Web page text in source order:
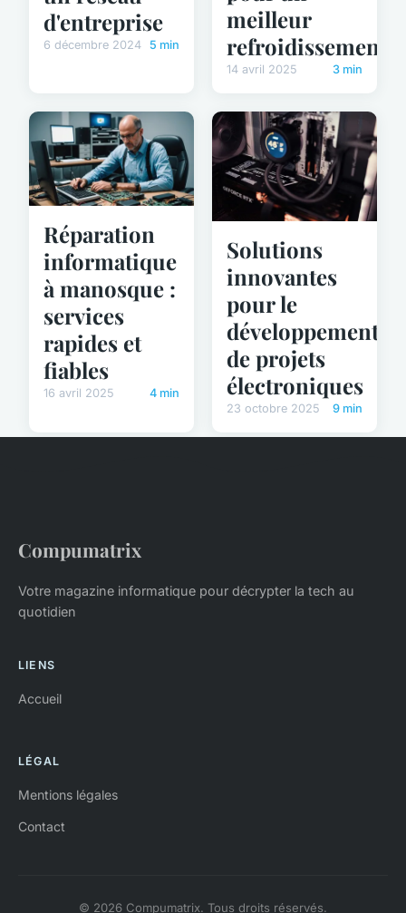
d'entreprise
6 décembre 2024 5 min
meilleur
refroidissement
14 avril 2025 3 min
Réparation
informatique
à manosque :
services
rapides et
fiables
16 avril 2025 4 min
Solutions
innovantes
pour le
développement
de projets
électroniques
23 octobre 2025 9 min
Compumatrix
Votre magazine informatique pour décrypter la tech au
quotidien
LIENS
Accueil
LÉGAL
Mentions légales
Contact
© 2026 Compumatrix. Tous droits réservés.